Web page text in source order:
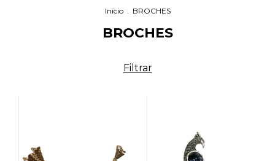
Início . BROCHES
BROCHES
Filtrar